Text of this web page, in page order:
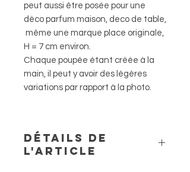
peut aussi être posée pour une
déco parfum maison, deco de table,
même une marque place originale,
H = 7 cm environ.
Chaque poupée étant créée à la
main, il peut y avoir des légères
variations par rapport à la photo.
DÉTAILS DE
L'ARTICLE